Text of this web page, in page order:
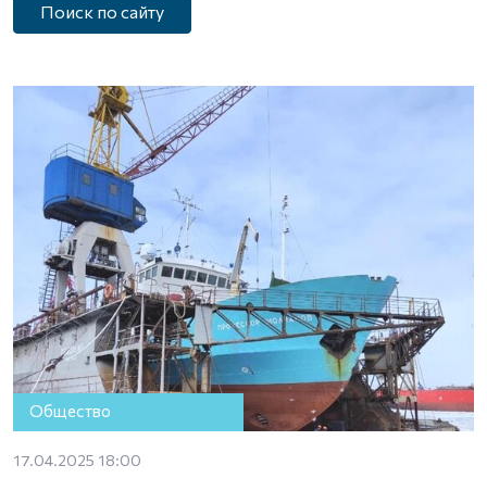
Поиск по сайту
Общество
17.04.2025 18:00